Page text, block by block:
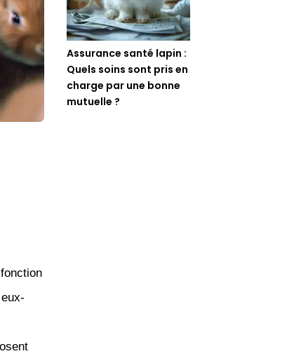
Assurance santé lapin :
Quels soins sont pris en
charge par une bonne
mutuelle ?